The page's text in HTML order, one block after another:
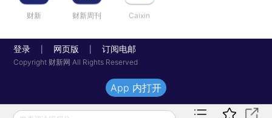
财新 财新周刊 Caixin
登录 网页版 订阅电邮
Copyright 财新网 All Rights Reserved
App 内打开